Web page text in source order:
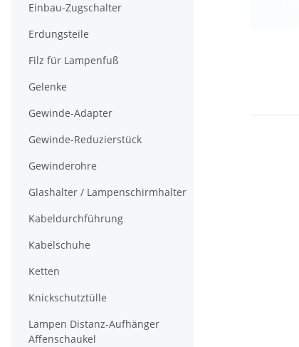
Einbau-Zugschalter
Erdungsteile
Filz für Lampenfuß
Gelenke
Gewinde-Adapter
Gewinde-Reduzierstück
Gewinderohre
Glashalter / Lampenschirmhalter
Kabeldurchführung
Kabelschuhe
Ketten
Knickschutztülle
Lampen Distanz-Aufhänger
Affenschaukel